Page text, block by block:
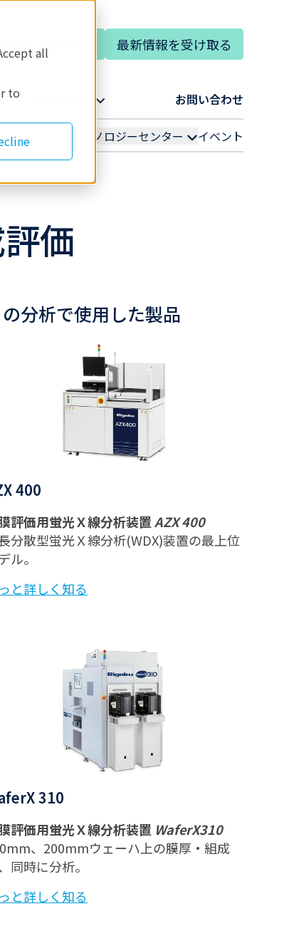
all
to
家に相談する 最新情報を受け取る
リガクについて​ お問い合わせ​
ーション テクノロジーセンター イベント
価
の分析で使用した製品
400
評価用蛍光Ｘ線分析装置AZX 400
分散型蛍光Ｘ線分析(WDX)装置の最上位
ル。
と詳しく知る
310
評価用蛍光Ｘ線分析装置 WaferX310
、200mmウェーハ上の膜厚・組成
同時に分析。
と詳しく知る